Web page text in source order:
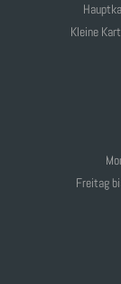
Kleine
Freitag